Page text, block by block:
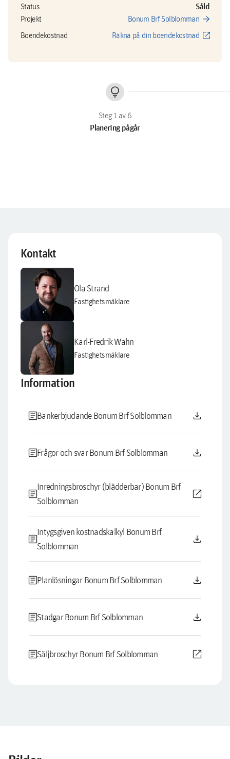
Status Såld
Projekt Bonum Brf Solblomman arrow_forward
Boendekostnad Räkna på din boendekostnad open_in_new
lightbulb
Planering pågår
Kontakt
Ola Strand
Fastighetsmäklare
Karl-Fredrik Wahn
Fastighetsmäklare
Information
articleBankerbjudande Bonum Brf Solblomman download
articleFrågor och svar Bonum Brf Solblomman download
article
Inredningsbroschyr (blädderbar) Bonum Brf
Solblomman
open_in_new
article
Intygsgiven kostnadskalkyl Bonum Brf
Solblomman
download
articlePlanlösningar Bonum Brf Solblomman download
articleStadgar Bonum Brf Solblomman download
articleSäljbroschyr Bonum Brf Solblomman open_in_new